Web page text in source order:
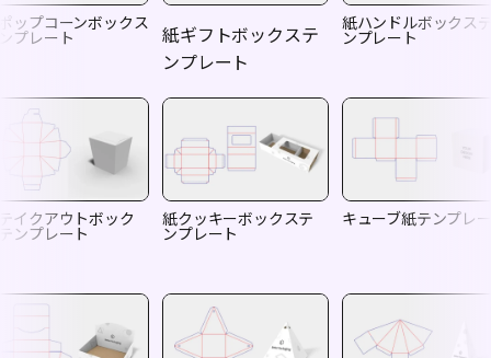
ップコーンボックス
プレート
紙ギフトボックステ
ンプレート
紙ハンドルボックス
ンプレート
イクアウトボック
ンプレート
紙クッキーボックステ
ンプレート
キューブ紙テンプレ